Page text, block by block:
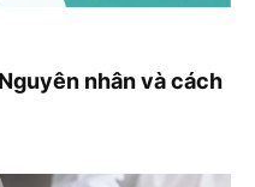
nhân và cách